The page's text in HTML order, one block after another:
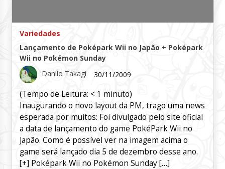
Variedades
Lançamento de Poképark Wii no Japão + Poképark
Wii no Pokémon Sunday
Danilo Takagi
30/11/2009
(Tempo de Leitura: < 1 minuto)
Inaugurando o novo layout da PM, trago uma news
esperada por muitos: Foi divulgado pelo site oficial
a data de lançamento do game PokéPark Wii no
Japão. Como é possível ver na imagem acima o
game será lançado dia 5 de dezembro desse ano.
[+] Poképark Wii no Pokémon Sunday […]